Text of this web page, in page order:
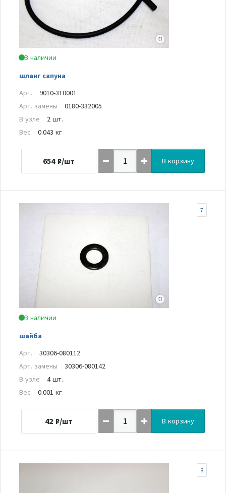
В наличии
шланг сапуна
Арт.
9010-310001
Арт. замены
0180-332005
В узле
2 шт.
Вес
0.043 кг
654 ₽/шт В корзину
В наличии
шайба
7
Арт.
30306-080112
Арт. замены
30306-080142
В узле
4 шт.
Вес
0.001 кг
42 ₽/шт В корзину
8